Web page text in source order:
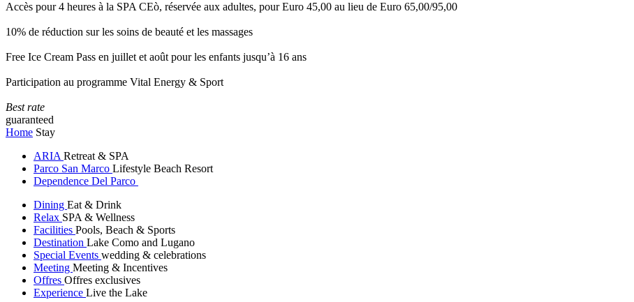
Accès pour 4 heures à la SPA CEò, réservée aux adultes, pour Euro 45,00 au lieu de Euro 65,00/95,00
10% de réduction sur les soins de beauté et les massages
Free Ice Cream Pass en juillet et août pour les enfants jusqu’à 16 ans
Participation au programme Vital Energy & Sport
Best rate
guaranteed
Home Stay
ARIA Retreat & SPA
Parco San Marco Lifestyle Beach Resort
Dependence Del Parco
Dining Eat & Drink
Relax SPA & Wellness
Facilities Pools, Beach & Sports
Destination Lake Como and Lugano
Special Events wedding & celebrations
Meeting Meeting & Incentives
Offres Offres exclusives
Experience Live the Lake